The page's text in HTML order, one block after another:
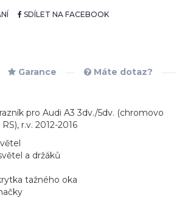
SDÍLET NA FACEBOOK
Garance Máte dotaz?
pro Audi A3 3dv./5dv. (chromovo
r.v. 2012-2016
a držáků
tažného oka